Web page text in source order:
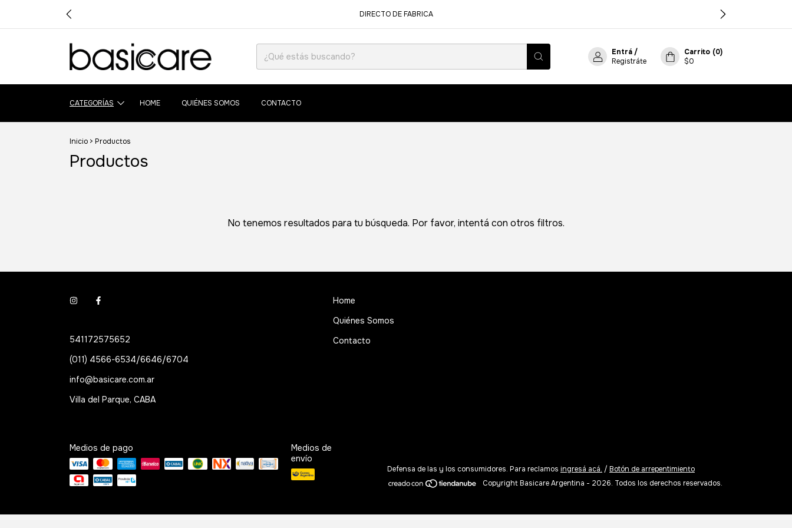
DIRECTO DE FABRICA
Entrá /
Registráte
Carrito (0)
$0
CATEGORÍAS HOME QUIÉNES SOMOS CONTACTO
Inicio > Productos
Productos
No tenemos resultados para tu búsqueda. Por favor, intentá con otros filtros.
541172575652
(011) 4566-6534/6646/6704
info@basicare.com.ar
Villa del Parque, CABA
Home
Quiénes Somos
Contacto
Medios de pago
Medios de
envío
Defensa de las y los consumidores. Para reclamos ingresá acá. / Botón de arrepentimiento
Copyright Basicare Argentina - 2026. Todos los derechos reservados.